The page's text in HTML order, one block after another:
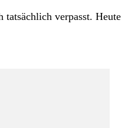
verpasst. Heute